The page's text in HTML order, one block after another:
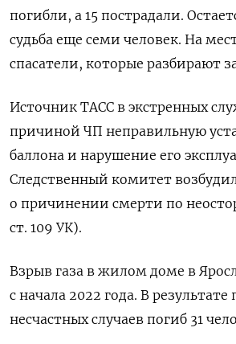
погибли, а 15 пострадали.
судьба еще семи человек. На
спасатели, которые разбирают
Источник ТАСС в экстренных
причиной ЧП неправильную
баллона и нарушение его
Следственный комитет
о причинении смерти по
ст. 109 УК).
Взрыв газа в жилом доме в
с начала 2022 года. В
несчастных случаев погиб 31